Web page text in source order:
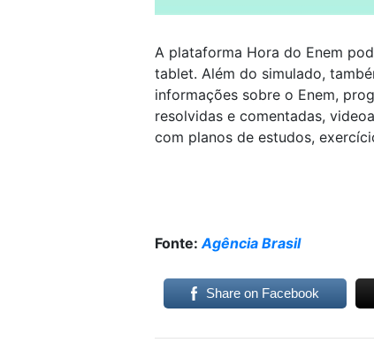
A plataforma Hora do Enem
tablet. Além do simulado,
informações sobre o Enem,
resolvidas e comentadas,
com planos de estudos,
Fonte:Agência Brasil
Share on Facebook